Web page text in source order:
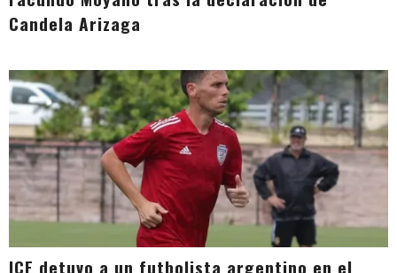
Candela Arizaga
ICE detuvo a un futbolista argentino en el